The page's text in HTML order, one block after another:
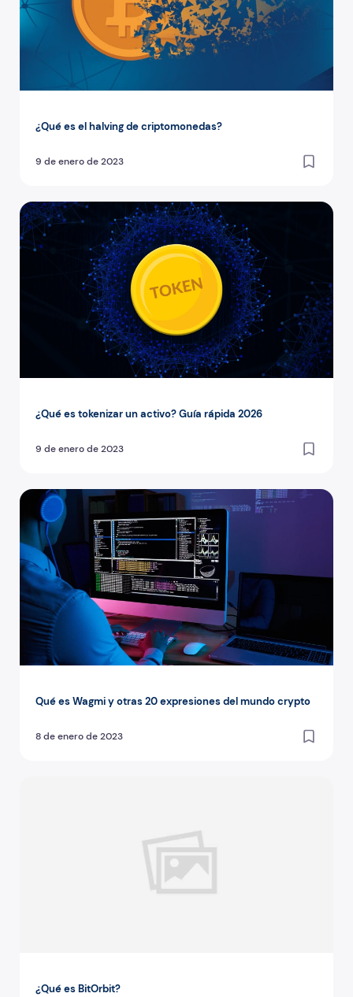
¿Qué es el halving de criptomonedas?
9 de enero de 2023
¿Qué es tokenizar un activo? Guía rápida 2026
9 de enero de 2023
¿Qué es tokenizar un activo? Guía rápida 2026
Qué es Wagmi y otras 20 expresiones del mundo crypto
8 de enero de 2023
Qué es Wagmi y otras 20 expresiones del mundo crypto
¿Qué es BitOrbit?